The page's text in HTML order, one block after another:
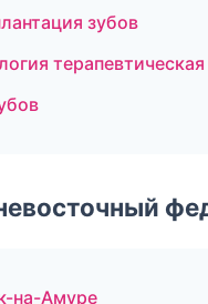
зубов
терапевтическая
на-Амуре